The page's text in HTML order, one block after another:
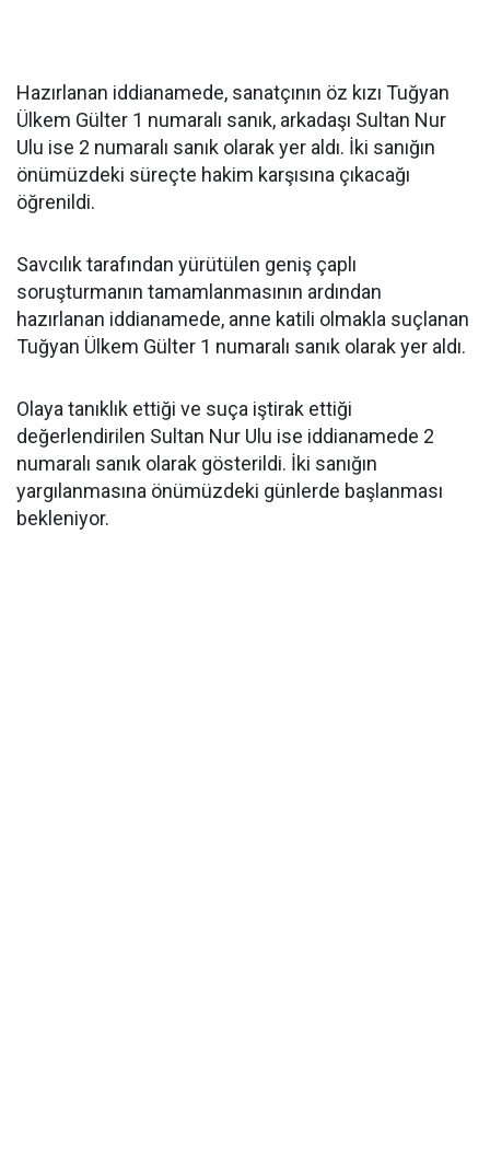
Hazırlanan iddianamede, sanatçının öz kızı Tuğyan
Ülkem Gülter 1 numaralı sanık, arkadaşı Sultan Nur
Ulu ise 2 numaralı sanık olarak yer aldı. İki sanığın
önümüzdeki süreçte hakim karşısına çıkacağı
öğrenildi.
Savcılık tarafından yürütülen geniş çaplı
soruşturmanın tamamlanmasının ardından
hazırlanan iddianamede, anne katili olmakla suçlanan
Tuğyan Ülkem Gülter 1 numaralı sanık olarak yer aldı.
Olaya tanıklık ettiği ve suça iştirak ettiği
değerlendirilen Sultan Nur Ulu ise iddianamede 2
numaralı sanık olarak gösterildi. İki sanığın
yargılanmasına önümüzdeki günlerde başlanması
bekleniyor.